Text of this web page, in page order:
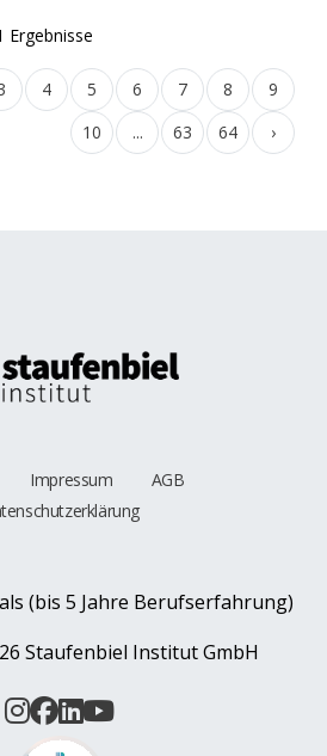
Ergebnisse
4 5 6 7 8
9
10
... 63 64 ›
Impressum
AGB
(bis 5 Jahre Berufserfahrung)
Staufenbiel Institut GmbH